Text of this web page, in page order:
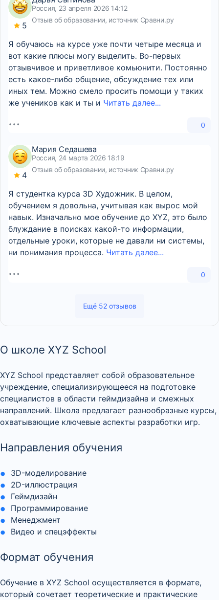
5
Россия, 23 апреля 2026 14:12
Отзыв об образовании, источник Сравни.ру
Я обучаюсь на курсе уже почти четыре месяца и
вот какие плюсы могу выделить. Во-первых
отзывчивое и приветливое комьюнити. Постоянно
есть какое-либо общение, обсуждение тех или
иных тем. Можно смело просить помощи у таких
же учеников как и ты и Читать далее...
0
4
Мария Седашева
Россия, 24 марта 2026 18:19
Отзыв об образовании, источник Сравни.ру
Я студентка курса 3D Художник. В целом,
обучением я довольна, учитывая как вырос мой
навык. Изначально мое обучение до XYZ, это было
блуждание в поисках какой-то информации,
отдельные уроки, которые не давали ни системы,
ни понимания процесса. Читать далее...
0
Ещё 52 отзывов
О школе XYZ School
XYZ School представляет собой образовательное
учреждение, специализирующееся на подготовке
специалистов в области геймдизайна и смежных
направлений. Школа предлагает разнообразные курсы,
охватывающие ключевые аспекты разработки игр.
Направления обучения
3D-моделирование
2D-иллюстрация
Геймдизайн
Программирование
Менеджмент
Видео и спецэффекты
Формат обучения
Обучение в XYZ School осуществляется в формате,
который сочетает теоретические и практические